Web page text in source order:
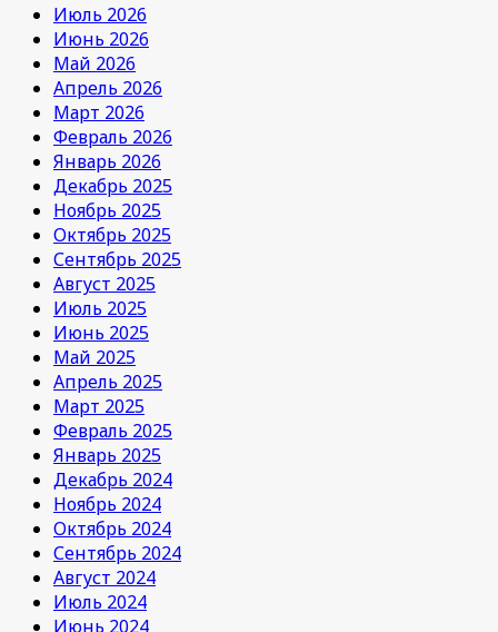
Июль 2026
Июнь 2026
Май 2026
Апрель 2026
Март 2026
Февраль 2026
Январь 2026
Декабрь 2025
Ноябрь 2025
Октябрь 2025
Сентябрь 2025
Август 2025
Июль 2025
Июнь 2025
Май 2025
Апрель 2025
Март 2025
Февраль 2025
Январь 2025
Декабрь 2024
Ноябрь 2024
Октябрь 2024
Сентябрь 2024
Август 2024
Июль 2024
Июнь 2024